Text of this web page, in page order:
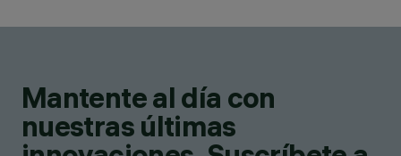
Mantente al día con
nuestras últimas